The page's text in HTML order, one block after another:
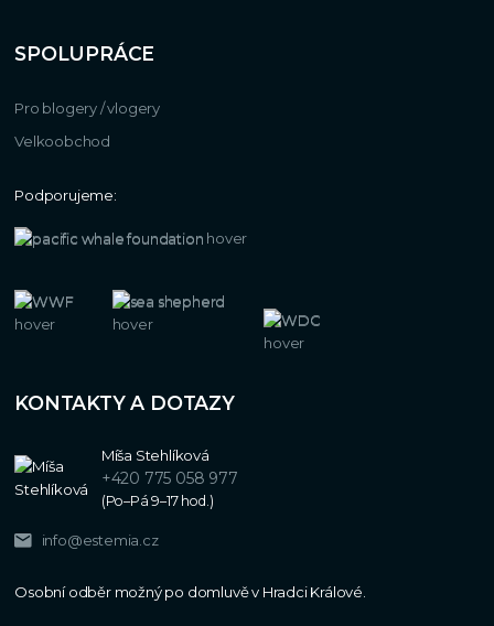
SPOLUPRÁCE
Pro blogery / vlogery
Velkoobchod
Podporujeme:
KONTAKTY A DOTAZY
Míša Stehlíková
+420 775 058 977
(Po–Pá 9–17 hod.)
info@estemia.cz